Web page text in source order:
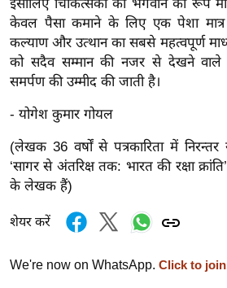
/
फै
श
न
घ
लू
नु
स्खे
ट
इसीलिए चिकित्सकों को भगवान का रूप
केवल पैसा कमाने के लिए एक पेशा
कल्याण और उत्थान का सबसे महत्वपूर्ण
को सदैव सम्मान की नजर से देखने वाले
समर्पण की उम्मीद की जाती है।
- योगेश कुमार गोयल
(लेखक 36 वर्षों से पत्रकारिता में निरन्तर
‘सागर से अंतरिक्ष तक: भारत की रक्षा
के लेखक हैं)
शेयर करें
We're now on WhatsApp. Click to